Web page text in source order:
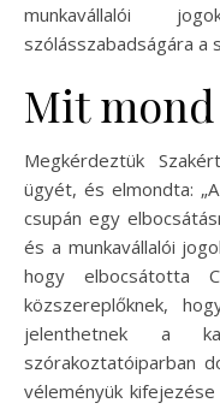
munkavállalói
szólásszabadságára a
Mit mond
Megkérdeztük
ügyét, és elmondta:
csupán egy
és a munkavállalói
hogy elbocsátotta
közszereplőknek,
jelenthetnek a
szórakoztatóiparban
véleményük